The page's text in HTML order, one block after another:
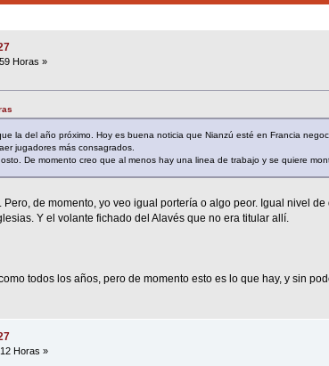
Horas »
la del año próximo. Hoy es buena noticia que Nianzú esté en Francia
jugadores más consagrados.
De momento creo que al menos hay una linea de trabajo y se quiere
de momento, yo veo igual portería o algo peor. Igual nivel
Y el volante fichado del Alavés que no era titular allí.
todos los años, pero de momento esto es lo que hay, y sin
Horas »